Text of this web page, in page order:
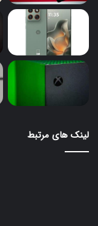
لینک های مرتبط